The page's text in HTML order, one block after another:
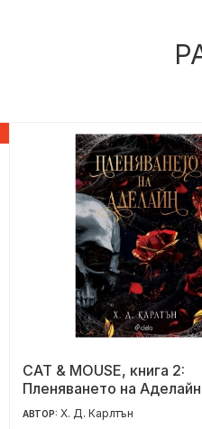
CAT & MOUSE, книга 2:
Пленяването на Аделайн
АВТОР: Х. Д. Карлтън